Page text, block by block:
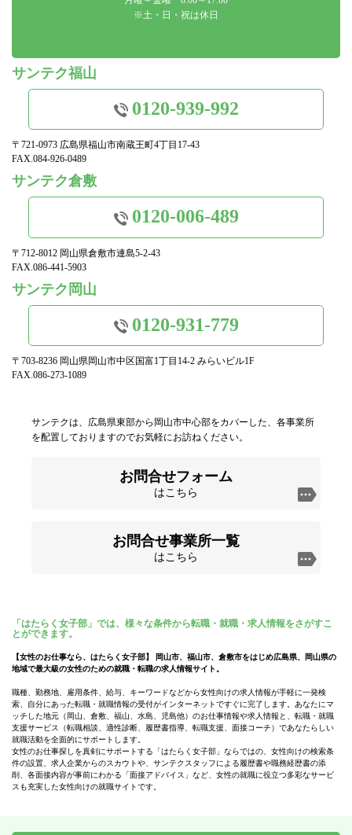
※土・日・祝は休日
サンテク福山
0120-939-992
〒721-0973 広島県福山市南蔵王町4丁目17-43
FAX.084-926-0489
サンテク倉敷
0120-006-489
〒712-8012 岡山県倉敷市連島5-2-43
FAX.086-441-5903
サンテク岡山
0120-931-779
〒703-8236 岡山県岡山市中区国富1丁目14-2 みらいビル1F
FAX.086-273-1089
サンテクは、広島県東部から岡山市中心部をカバーした、各事業所
を配置しておりますのでお気軽にお訪ねください。
お問合せフォーム
はこちら
お問合せ事業所一覧
はこちら
「はたらく女子部」では、様々な条件から転職・就職・求人情報をさがすこ
とができます。
【女性のお仕事なら、はたらく女子部】 岡山市、福山市、倉敷市をはじめ広島県、岡山県の
地域で最大級の女性のための就職・転職の求人情報サイト。
職種、勤務地、雇用条件、給与、キーワードなどから女性向けの求人情報が手軽に一発検
索、自分にあった転職・就職情報の受付がインターネットですぐに完了します。あなたにマ
ッチした地元（岡山、倉敷、福山、水島、児島他）のお仕事情報や求人情報と、転職・就職
支援サービス（転職相談、適性診断、履歴書指導、転職支援、面接コーチ）であなたらしい
就職活動を全面的にサポートします。
女性のお仕事探しを真剣にサポートする「はたらく女子部」ならではの、女性向けの検索条
件の設置、求人企業からのスカウトや、サンテクスタッフによる履歴書や職務経歴書の添
削、各面接内容が事前にわかる「面接アドバイス」など、女性の就職に役立つ多彩なサービ
スも充実した女性向けの就職サイトです。